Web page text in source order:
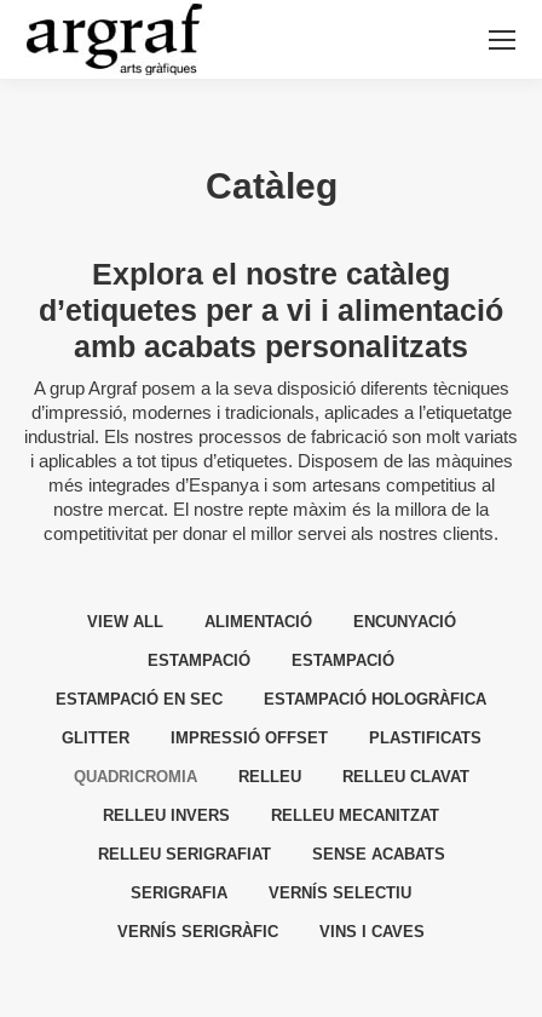
Catàleg
Explora el nostre catàleg
d’etiquetes per a vi i alimentació
amb acabats personalitzats
A grup Argraf posem a la seva disposició diferents tècniques
d’impressió, modernes i tradicionals, aplicades a l’etiquetatge
industrial. Els nostres processos de fabricació son molt variats
i aplicables a tot tipus d’etiquetes. Disposem de las màquines
més integrades d’Espanya i som artesans competitius al
nostre mercat. El nostre repte màxim és la millora de la
competitivitat per donar el millor servei als nostres clients.
VIEW ALL ALIMENTACIÓ ENCUNYACIÓ
ESTAMPACIÓ ESTAMPACIÓ
ESTAMPACIÓ EN SEC ESTAMPACIÓ HOLOGRÀFICA
GLITTER IMPRESSIÓ OFFSET PLASTIFICATS
QUADRICROMIA RELLEU RELLEU CLAVAT
RELLEU INVERS RELLEU MECANITZAT
RELLEU SERIGRAFIAT SENSE ACABATS
SERIGRAFIA VERNÍS SELECTIU
VERNÍS SERIGRÀFIC VINS I CAVES